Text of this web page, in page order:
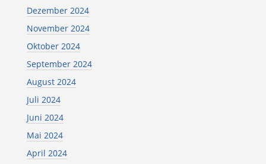
Dezember 2024
November 2024
Oktober 2024
September 2024
August 2024
Juli 2024
Juni 2024
Mai 2024
April 2024